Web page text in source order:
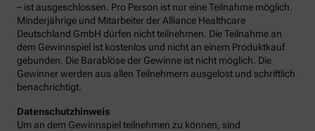
– ist ausgeschlossen. Pro Person ist nur eine Teilnahme möglich.
Minderjährige und Mitarbeiter der Alliance Healthcare
Deutschland GmbH dürfen nicht teilnehmen. Die Teilnahme an
dem Gewinnspiel ist kostenlos und nicht an einem Produktkauf
gebunden. Die Barablöse der Gewinne ist nicht möglich. Die
Gewinner werden aus allen Teilnehmern ausgelost und schriftlich
benachrichtigt.
Datenschutzhinweis
Um an dem Gewinnspiel teilnehmen zu können, sind